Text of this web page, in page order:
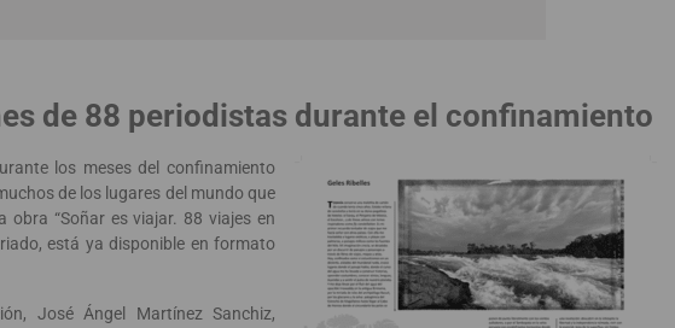
de 88 periodistas durante el confinamiento
los meses del confinamiento
de los lugares del mundo que
“Soñar es viajar. 88 viajes en
está ya disponible en formato
José Ángel Martínez Sanchiz,